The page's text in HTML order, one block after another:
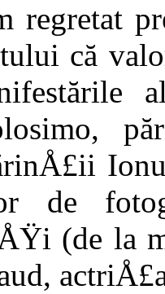
regretat
că
de
(de la